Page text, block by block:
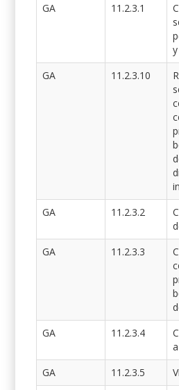
GA
11.2.3.1
GA
11.2.3.10
GA
11.2.3.2
GA
11.2.3.3
GA
11.2.3.4
GA
11.2.3.5